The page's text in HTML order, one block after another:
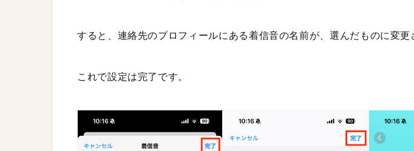
すると、連絡先のプロフィールにある着信音の名前が、選んだものに変更
これで設定は完了です。